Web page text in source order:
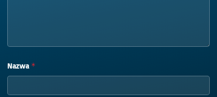
Nazwa *